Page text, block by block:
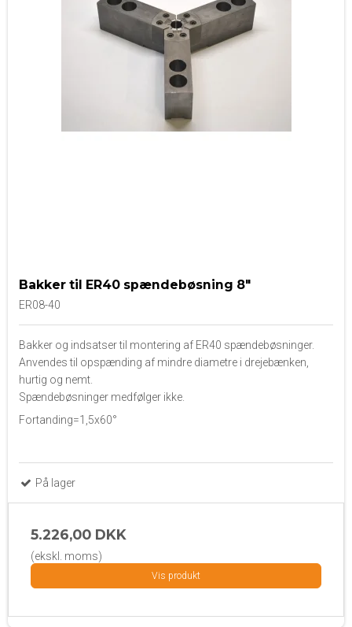
Bakker til ER40 spændebøsning 8"
ER08-40
Bakker og indsatser til montering af ER40 spændebøsninger.
Anvendes til opspænding af mindre diametre i drejebænken,
hurtig og nemt.
Spændebøsninger medfølger ikke.
Fortanding=1,5x60°
På lager
5.226,00 DKK
(ekskl. moms)
Vis produkt